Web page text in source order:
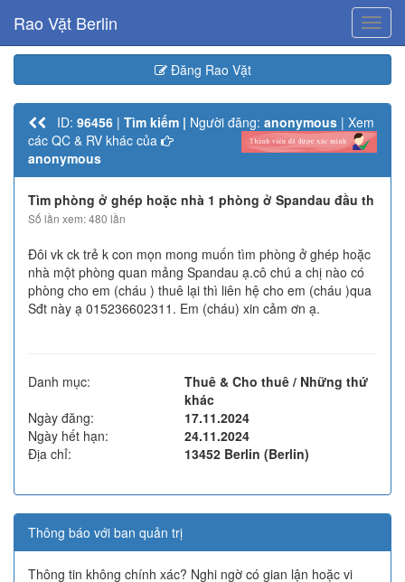
Rao Vặt Berlin
Đăng Rao Vặt
ID: 96456 | Tìm kiếm | Người đăng: anonymous | Xem
các QC & RV khác của
anonymous
Tìm phòng ở ghép hoặc nhà 1 phòng ở Spandau đầu th
Số lần xem: 480 lần
Đôi vk ck trẻ k con mọn mong muốn tìm phòng ở ghép hoặc
nhà một phòng quan mảng Spandau ạ.cô chú a chị nào có
phòng cho em (cháu ) thuê lại thì liên hệ cho em (cháu )qua
Sđt này ạ 015236602311. Em (cháu) xin cảm ơn ạ.
Danh mục:
Thuê & Cho thuê / Những thứ
khác
Ngày đăng:
17.11.2024
Ngày hết hạn:
24.11.2024
Địa chỉ:
13452 Berlin (Berlin)
Thông báo với ban quản trị
Thông tin không chính xác? Nghi ngờ có gian lận hoặc vi